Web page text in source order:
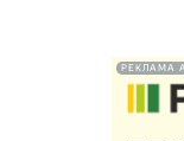
РЕКЛАМА